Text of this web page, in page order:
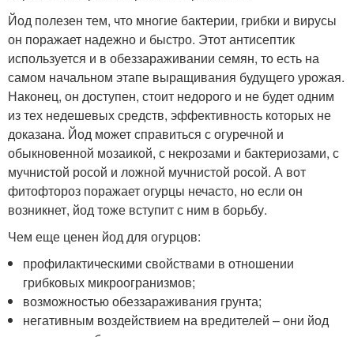
Йод полезен тем, что многие бактерии, грибки и вирусы
он поражает надежно и быстро. Этот антисептик
используется и в обеззараживании семян, то есть на
самом начальном этапе выращивания будущего урожая.
Наконец, он доступен, стоит недорого и не будет одним
из тех недешевых средств, эффективность которых не
доказана. Йод может справиться с огуречной и
обыкновенной мозаикой, с некрозами и бактериозами, с
мучнистой росой и ложной мучнистой росой. А вот
фитофтороз поражает огурцы нечасто, но если он
возникнет, йод тоже вступит с ним в борьбу.
Чем еще ценен йод для огурцов:
профилактическими свойствами в отношении
грибковых микроогранизмов;
возможностью обеззараживания грунта;
негативным воздействием на вредителей – они йод